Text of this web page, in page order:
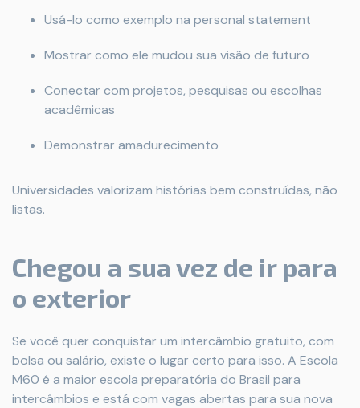
Usá-lo como exemplo na personal statement
Mostrar como ele mudou sua visão de futuro
Conectar com projetos, pesquisas ou escolhas
acadêmicas
Demonstrar amadurecimento
Universidades valorizam histórias bem construídas, não
listas.
Chegou a sua vez de ir para
o exterior
Se você quer conquistar um intercâmbio gratuito, com
bolsa ou salário, existe o lugar certo para isso. A Escola
M60 é a maior escola preparatória do Brasil para
intercâmbios e está com vagas abertas para sua nova